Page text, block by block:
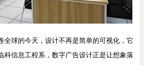
全球的今天，设计不再是简单的可视化，它
信息工程系，数字广告设计正是让想象落